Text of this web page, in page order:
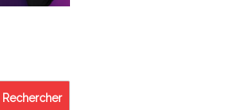
Rechercher